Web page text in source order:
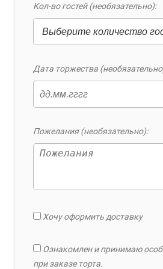
Кол-во гостей (необязательно):
Дата торжества
Пожелания (необязательно):
Хочу оформить доставку
Ознакомлен и принимаю
при заказе торта.